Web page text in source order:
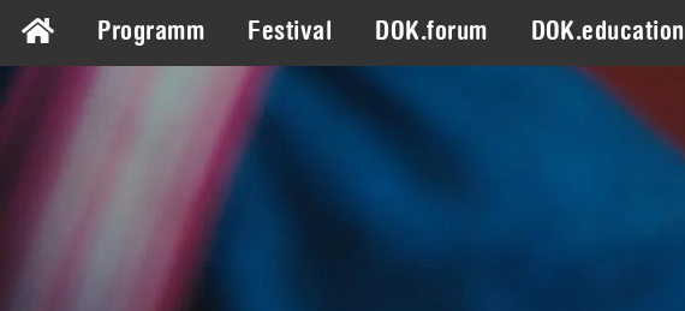
Programm Festival DOK.forum DOK.education